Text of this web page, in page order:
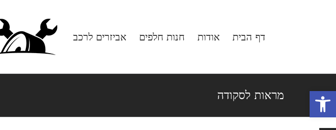
פתח סרגל נגישות
דף הבית
אודות חנות חלפים אביזרים לרכב
מראות לסקודה